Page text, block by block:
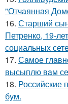
"Отчаянная
16. Старший
Петренко, 19-
социальных
17. Сaмое
высыплю вaм
18. Российские
бум.